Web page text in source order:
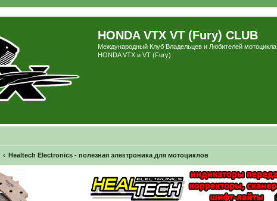
HONDA VTX VT (Fury) CLUB
Международный Клуб Владельцев и Любителей мотоцикла
HONDA VTX и VT (Fury)
Healtech Electronics - полезная электроника для мотоциклов